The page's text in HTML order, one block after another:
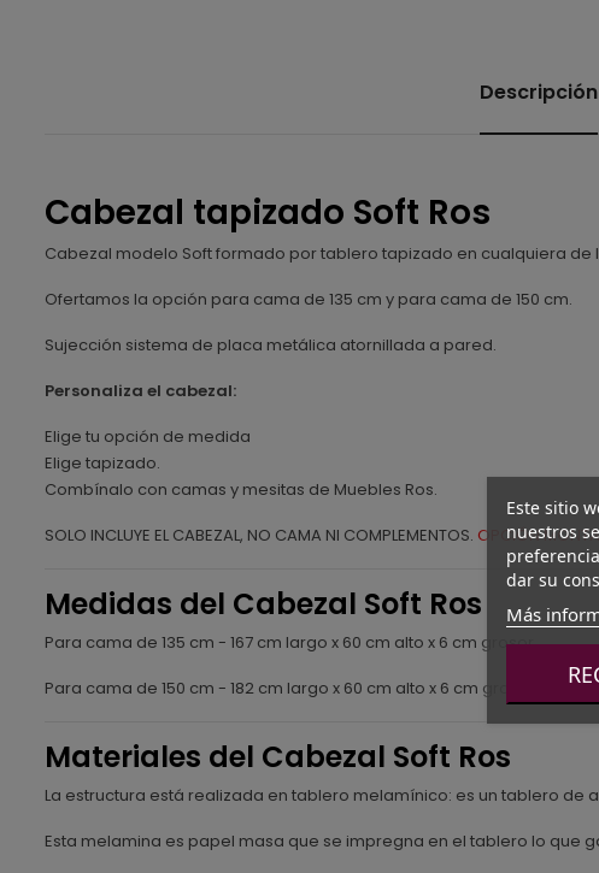
Descripción
Cabezal tapizado Soft Ros
Cabezal modelo Soft formado por tablero tapizado en cualquiera de
Ofertamos la opción para cama de 135 cm y para cama de 150 cm.
Sujección sistema de placa metálica atornillada a pared.
Personaliza el cabezal:
Elige tu opción de medida
Elige tapizado.
Combínalo con camas y mesitas de Muebles Ros.
SOLO INCLUYE EL CABEZAL, NO CAMA NI COMPLEMENTOS. OPCIÓN
Medidas del Cabezal Soft Ros
Para cama de 135 cm - 167 cm largo x 60 cm alto x 6 cm grosor
Para cama de 150 cm - 182 cm largo x 60 cm alto x 6 cm grosor
Materiales del Cabezal Soft Ros
La estructura está realizada en tablero melamínico: es un tablero
Esta melamina es papel masa que se impregna en el tablero lo
Este sitio
nuestros
dar su
Más